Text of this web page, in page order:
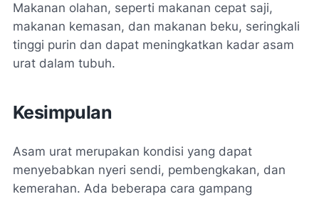
Makanan olahan, seperti makanan cepat saji,
makanan kemasan, dan makanan beku, seringkali
tinggi purin dan dapat meningkatkan kadar asam
urat dalam tubuh.
Kesimpulan
Asam urat merupakan kondisi yang dapat
menyebabkan nyeri sendi, pembengkakan, dan
kemerahan. Ada beberapa cara gampang